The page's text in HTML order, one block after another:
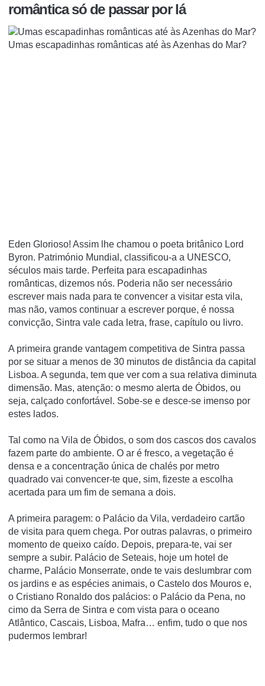
romântica só de passar por lá
Umas escapadinhas românticas até às Azenhas do Mar?
Eden Glorioso! Assim lhe chamou o poeta britânico Lord
Byron. Património Mundial, classificou-a a UNESCO,
séculos mais tarde. Perfeita para escapadinhas
românticas, dizemos nós. Poderia não ser necessário
escrever mais nada para te convencer a visitar esta vila,
mas não, vamos continuar a escrever porque, é nossa
convicção, Sintra vale cada letra, frase, capítulo ou livro.
A primeira grande vantagem competitiva de Sintra passa
por se situar a menos de 30 minutos de distância da capital
Lisboa. A segunda, tem que ver com a sua relativa diminuta
dimensão. Mas, atenção: o mesmo alerta de Óbidos, ou
seja, calçado confortável. Sobe-se e desce-se imenso por
estes lados.
Tal como na Vila de Óbidos, o som dos cascos dos cavalos
fazem parte do ambiente. O ar é fresco, a vegetação é
densa e a concentração única de chalés por metro
quadrado vai convencer-te que, sim, fizeste a escolha
acertada para um fim de semana a dois.
A primeira paragem: o Palácio da Vila, verdadeiro cartão
de visita para quem chega. Por outras palavras, o primeiro
momento de queixo caído. Depois, prepara-te, vai ser
sempre a subir. Palácio de Seteais, hoje um hotel de
charme, Palácio Monserrate, onde te vais deslumbrar com
os jardins e as espécies animais, o Castelo dos Mouros e,
o Cristiano Ronaldo dos palácios: o Palácio da Pena, no
cimo da Serra de Sintra e com vista para o oceano
Atlântico, Cascais, Lisboa, Mafra… enfim, tudo o que nos
pudermos lembrar!